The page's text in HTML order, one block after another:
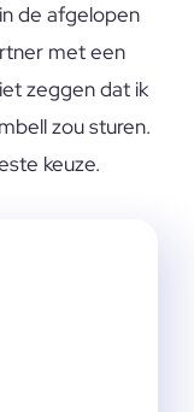
de afgelopen
met een
zeggen dat ik
zou sturen.
keuze.